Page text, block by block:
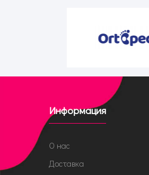
Информация
О нас
Доставка